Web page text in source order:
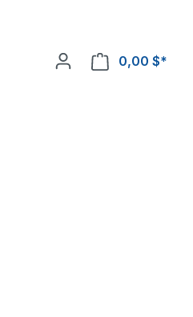
0,00 $*